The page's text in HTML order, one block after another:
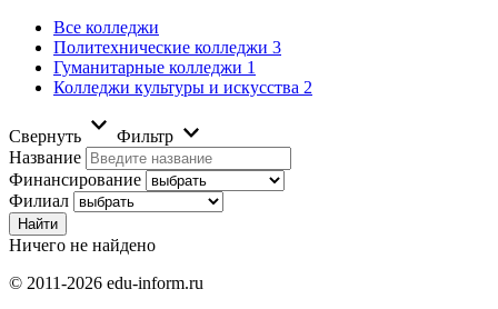
Все колледжи
Политехнические колледжи 3
Гуманитарные колледжи 1
Колледжи культуры и искусства 2
Свернуть
Фильтр
Название
Финансирование
Филиал
Ничего не найдено
© 2011-2026 edu-inform.ru